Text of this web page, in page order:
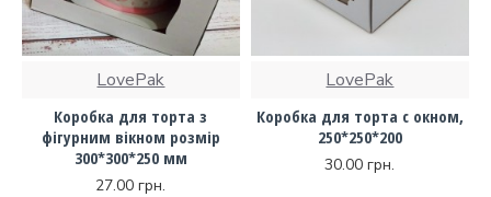
LovePak
Коробка для торта з
фігурним вікном розмір
300*300*250 мм
27.00 грн.
LovePak
Коробка для торта с окном,
250*250*200
30.00 грн.